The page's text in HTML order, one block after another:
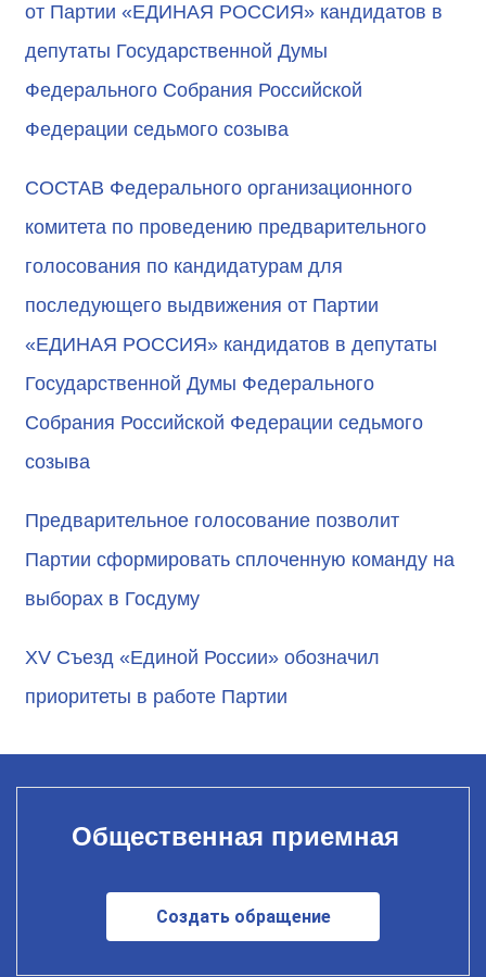
от Партии «ЕДИНАЯ РОССИЯ» кандидатов в
депутаты Государственной Думы
Федерального Собрания Российской
Федерации седьмого созыва
СОСТАВ Федерального организационного
комитета по проведению предварительного
голосования по кандидатурам для
последующего выдвижения от Партии
«ЕДИНАЯ РОССИЯ» кандидатов в депутаты
Государственной Думы Федерального
Собрания Российской Федерации седьмого
созыва
Предварительное голосование позволит
Партии сформировать сплоченную команду на
выборах в Госдуму
XV Съезд «Единой России» обозначил
приоритеты в работе Партии
Общественная приемная
Создать обращение